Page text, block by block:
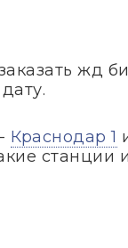
жд
- Краснодар 1
станции